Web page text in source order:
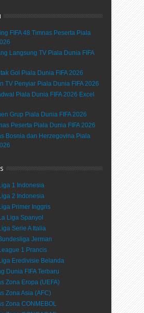
FIFA 48 Timnas Peserta Piala
Langsung TV Piala Dunia FIFA
Gol Piala Dunia FIFA 2026
TV Penyiar Piala Dunia FIFA 2026
Piala Dunia FIFA 2026 Excel
Grup Piala Dunia FIFA 2026
Peserta Piala Dunia FIFA 2026
Bosnia dan Herzegovina Piala
1 Indonesia
2 Indonesia
Primer Inggris
Liga Spanyol
Serie A Italia
Jerman
1 Prancis
Eredivisie Belanda
Dunia FIFA Terbaru
Zona Eropa (UEFA)
Zona Asia (AFC)
Zona CONMEBOL